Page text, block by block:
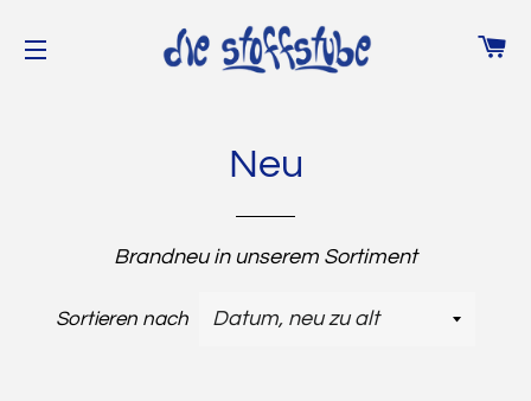
Neu
Brandneu in unserem Sortiment
Sortieren nach